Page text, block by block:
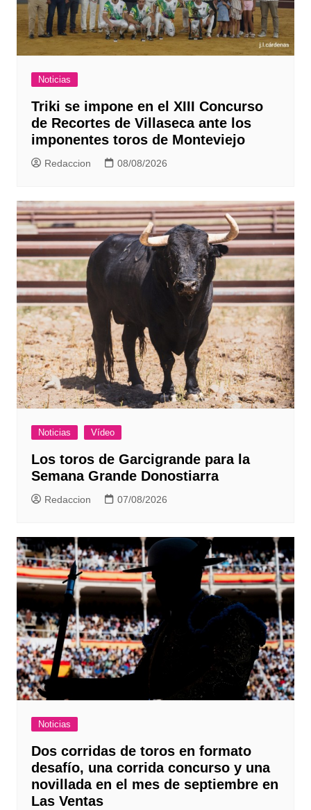
Noticias
Triki se impone en el XIII Concurso
de Recortes de Villaseca ante los
imponentes toros de Monteviejo
Redaccion 08/08/2026
Noticias Vídeo
Los toros de Garcigrande para la
Semana Grande Donostiarra
Redaccion 07/08/2026
Noticias
Dos corridas de toros en formato
desafío, una corrida concurso y una
novillada en el mes de septiembre en
Las Ventas